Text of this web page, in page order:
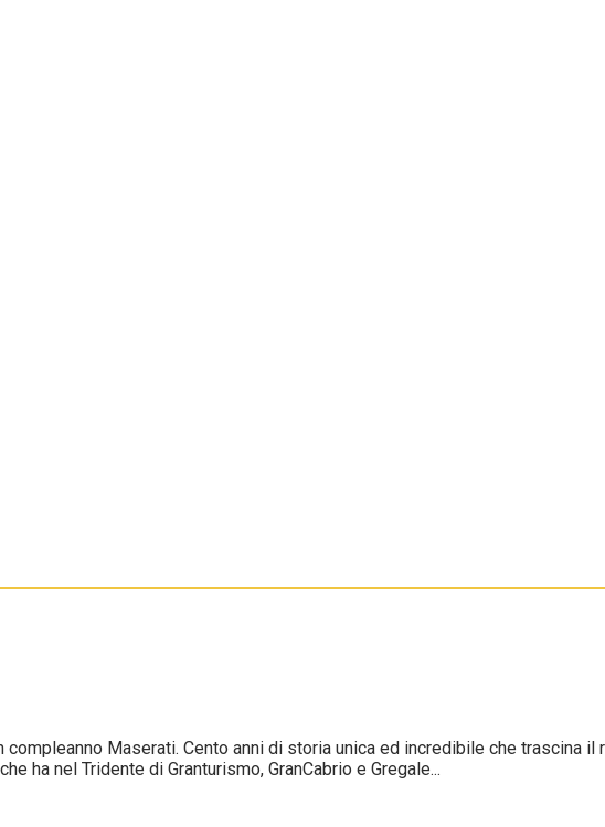
compleanno Maserati. Cento anni di storia unica ed incredibile che trascina
ha nel Tridente di Granturismo, GranCabrio e Gregale...